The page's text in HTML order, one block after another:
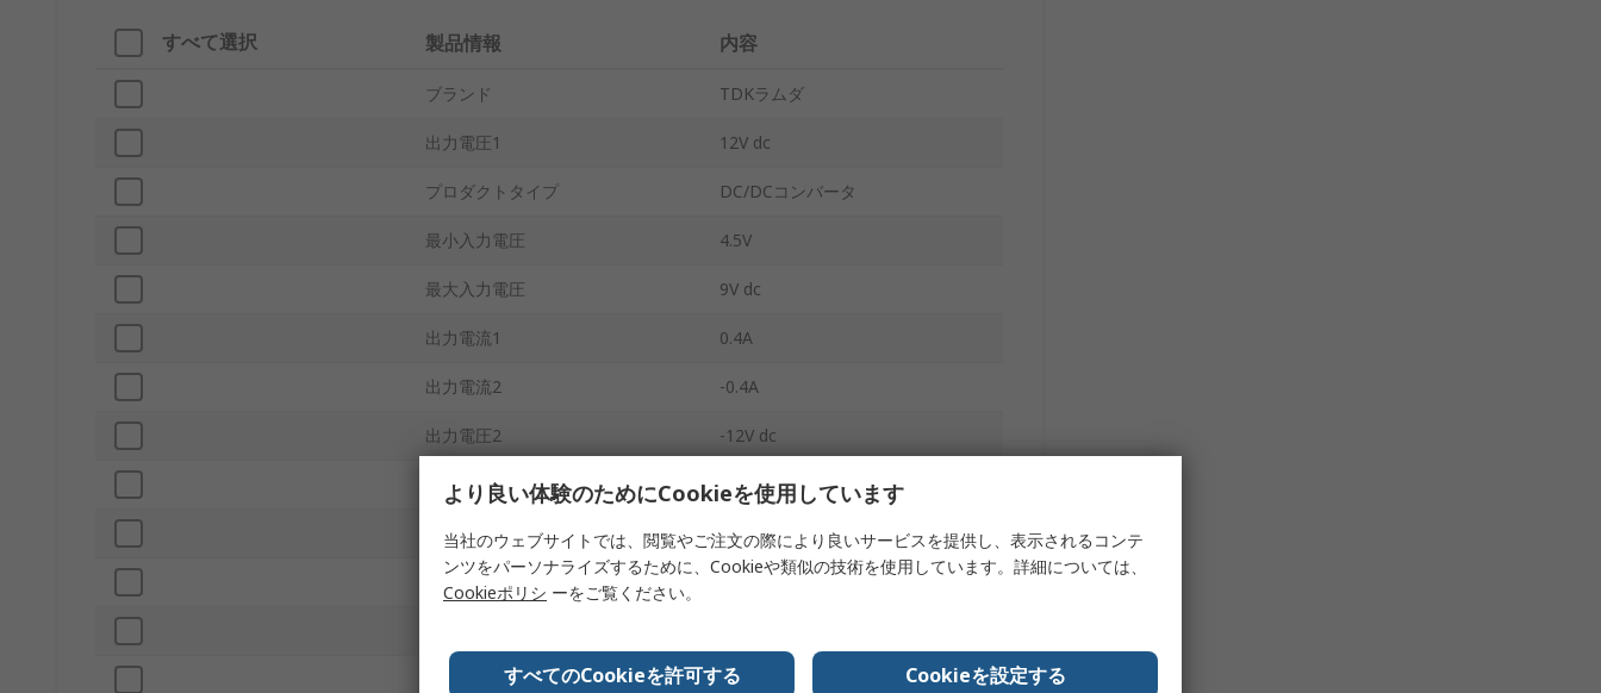
すべて選択 製品情報 内容
ブランド TDKラムダ
出力電圧1 12V dc
プロダクトタイプ DC/DCコンバータ
最小入力電圧 4.5V
最大入力電圧 9V dc
出力電流1 0.4A
出力電流2 -0.4A
出力電圧2 -12V dc
取付タイプ スルーホール
入力比率 2:1
出力数
7
より良い体験のためにCookieを使用しています
当社のウェブサイトでは、閲覧やご注文の際により良いサービスを提供し、表示されるコンテ
ンツをパーソナライズするために、Cookieや類似の技術を使用しています。詳細については、
Cookieポリシ ーをご覧ください。
すべてのCookieを許可する Cookieを設定する